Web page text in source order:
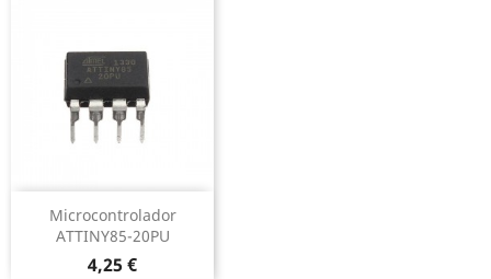
Microcontrolador
ATTINY85-20PU
Preço
4,25 €